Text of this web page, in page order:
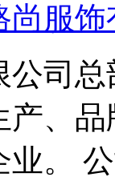
尚服
司
产、
。